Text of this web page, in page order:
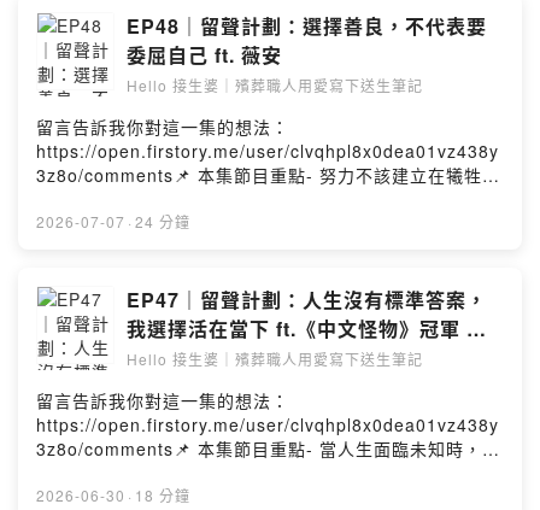
心．滴入今生尾．串連來世緣📞 24H服務專線：02-
25024444🎧 Podcast 雙週二更新 & 主題式更新✨ 官方
社群： linktr.ee/hello_hungyuan-本節目由【弘願禮儀服
務】與【聲歷其境】共同製作Powered by Firstory
要第一線Hello 接生婆｜殯葬職人用愛寫下送生筆記頻道簡
介：這裡是一個溫暖且療癒的暢談空間，將不設限地與您
分享生死議題、專業知識、產業現況、時事資訊。願在生
命的最後，您我都能 『不虛此生』 也 『期待此生』。弘
願禮儀｜殯葬禮儀服務｜Hello 接生婆｜Podcast禮儀諮詢
｜臨終關懷｜免費殯葬｜客製化告別式上善法若水．弘願
眾生心．滴入今生尾．串連來世緣📞 24H服務專線：02-
25024444🎧 Podcast 雙週二更新 & 主題式更新✨ 官方
社群： linktr.ee/hello_hungyuan-本節目由【弘願禮儀服
EP48｜留聲計劃：選擇善良，不代表要
委屈自己 ft. 薇安
Hello 接生婆｜殯葬職人用愛寫下送生筆記
留言告訴我你對這一集的想法：
https://open.firstory.me/user/clvqhpl8x0dea01vz438y
3z8o/comments📌 本集節目重點- 努力不該建立在犧牲自
儀式感不一定來自別人，很多快樂其實可以自己創造- 面對
生婆｜殯葬職人用愛寫下送生筆記頻道簡介：這裡是一個
溫暖且療癒的暢談空間，將不設限地與您分享生死議題、
專業知識、產業現況、時事資訊。願在生命的最後，您我
都能 『不虛此生』 也 『期待此生』。弘願禮儀｜殯葬禮
儀服務｜Hello 接生婆｜Podcast禮儀諮詢｜臨終關懷｜免
費殯葬｜客製化告別式上善法若水．弘願眾生心．滴入今
生尾．串連來世緣📞 24H服務專線：02-25024444🎧
Podcast 雙週二更新 & 主題式更新✨ 官方社群：
linktr.ee/hello_hungyuan-本節目由【弘願禮儀服務】與
2026-07-07 · 24 分鐘
EP47｜留聲計劃：人生沒有標準答案，
我選擇活在當下 ft.《中文怪物》冠軍 申
聖贊
Hello 接生婆｜殯葬職人用愛寫下送生筆記
留言告訴我你對這一集的想法：
https://open.firstory.me/user/clvqhpl8x0dea01vz438y
3z8o/comments📌 本集節目重點- 當人生面臨未知時，有
不留下遺憾- 母親重病的那一年，讓他一夜之間長大- 活在
2026-06-30 · 18 分鐘